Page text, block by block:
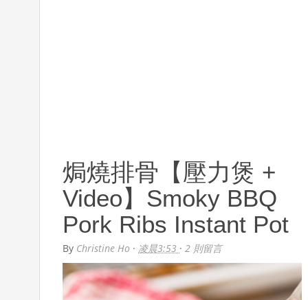
焗燒排骨【壓力煲 +
Video】Smoky BBQ
Pork Ribs Instant Pot
By Christine Ho · 凌晨3:53 ·2 則留言